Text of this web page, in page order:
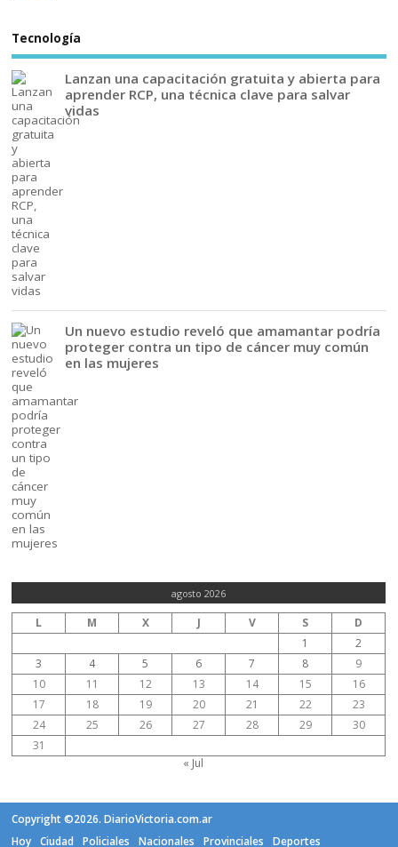
Tecnología
Lanzan una capacitación gratuita y abierta para
aprender RCP, una técnica clave para salvar
vidas
Un nuevo estudio reveló que amamantar podría
proteger contra un tipo de cáncer muy común
en las mujeres
agosto 2026
L M X J V S
D
1
2
3
4 5 6 7 8
9
10
11 12 13 14 15
16
17
18 19 20 21 22
23
24
25 26 27 28 29
30
31
« Jul
Copyright ©2026. DiarioVictoria.com.ar
Hoy
Ciudad Policiales Nacionales Provinciales Deportes